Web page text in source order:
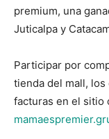
premium, una
Juticalpa y
Participar por
tienda del mall,
facturas en el sitio